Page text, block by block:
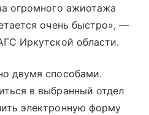
огромного ажиотажа
очень быстро», —
Иркутской области.
двумя способами.
в выбранный отдел
электронную форму